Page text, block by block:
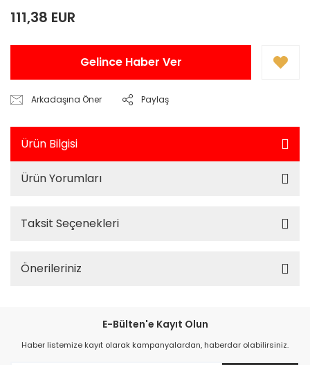
111,38 EUR
Gelince Haber Ver
Arkadaşına Öner Paylaş
Ürün Bilgisi
Ürün Yorumları
Taksit Seçenekleri
Önerileriniz
E-Bülten'e Kayıt Olun
Haber listemize kayıt olarak kampanyalardan, haberdar olabilirsiniz.